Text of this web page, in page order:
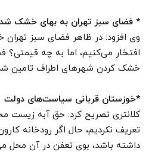
* فضای سبز تهران به بهای خشک
وی افزود: در ظاهر فضای سبز
افتخار می‌کنیم، اما به چه
خشک کردن شهرهای اطراف تامین
*خوزستان قربانی سیاست‌های دولت
کلانتری تصریح کرد: حق‌ آبه‌ زیست